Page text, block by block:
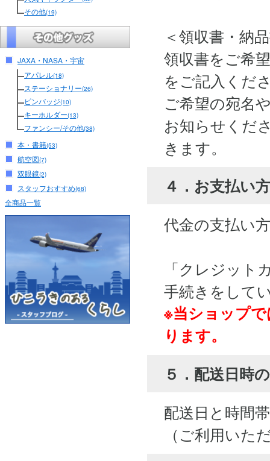
その他(19)
JAXA・NASA・宇宙
アパレル(18)
ステーショナリー(26)
ピンバッジ(10)
キーホルダー(13)
ファンシー/その他(38)
本・書籍(53)
航空図(7)
双眼鏡(2)
スタッフおすすめ(68)
全商品一覧
＜領収書・納
領収書をご希
をご記入くだ
ご希望の宛名
お知らせくだ
きます。
４．お支払い
代金の支払い
「クレジット
手続きをして
※当ショップ
ります。
５．配送日時
配送日と時間
（ご利用いた